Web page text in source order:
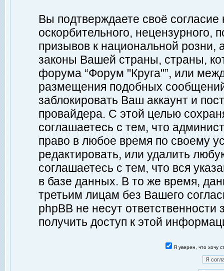
Вы подтверждаете своё
оскорбительного, нецензурного,
призывов к национальной
законы Вашей страны, страны,
форума “Форум "Круга"”, или
размещения подобных
заблокировать Ваш аккаунт и
провайдера. С этой целью
соглашаетесь с тем, что
право в любое время по своему
редактировать, или удалить
соглашаетесь с тем, что вся
в базе данных. В то же время,
третьим лицам без Вашего
phpBB не несут ответственности
получить доступ к этой
Я уверен, что хочу